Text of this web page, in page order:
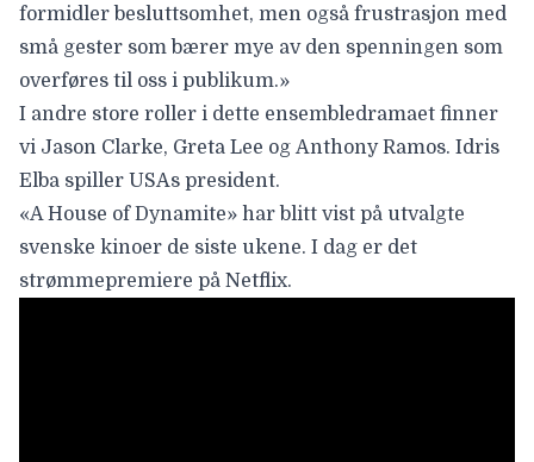
formidler besluttsomhet, men også frustrasjon med
små gester som bærer mye av den spenningen som
overføres til oss i publikum.»
I andre store roller i dette ensembledramaet finner
vi Jason Clarke, Greta Lee og Anthony Ramos. Idris
Elba spiller USAs president.
«A House of Dynamite» har blitt vist på utvalgte
svenske kinoer de siste ukene. I dag er det
strømmepremiere på Netflix.